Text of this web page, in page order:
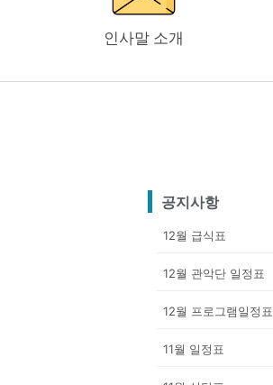
인사말 소개
공지사항
12월 급식표
12월 관악단 일정표
12월 프로그램일정표
11월 일정표